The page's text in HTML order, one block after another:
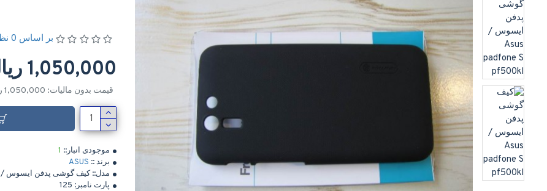
موجودی انبار:: 1
برند :: ASUS
مدل:: کیف گوشی پدفن ایسوس / Asus padfone S pf500kl
پارت نامبر: 125
بر اساس 0 نظر
1,050,000 ریال
قیمت بدون مالیات: 1,050,000 ریال